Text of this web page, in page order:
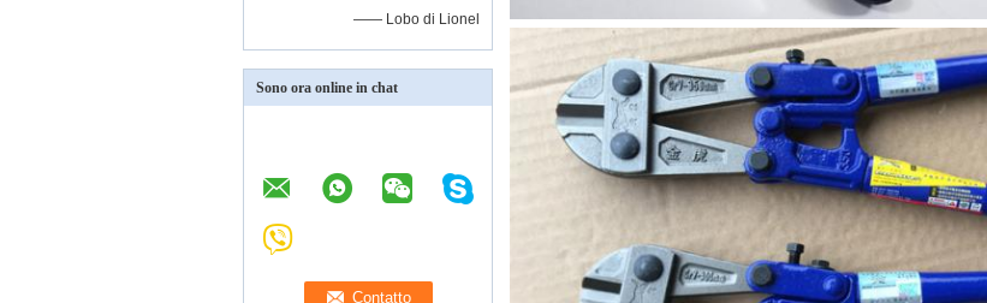
—— Lobo di Lionel
Sono ora online in chat